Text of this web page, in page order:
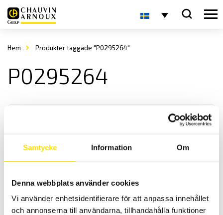
Samtycke Information Om
Denna webbplats använder cookies
Vi använder enhetsidentifierare för att anpassa innehållet
och annonserna till användarna, tillhandahålla funktioner
Hem Produkter taggade "P0295264"
P0295264
Tillbehör för jordtagsmätning
Tillbehör för jordbryggor CA6422, CA6424, CA6460, CA6462,
CA6470N, CA6471 och CA6472